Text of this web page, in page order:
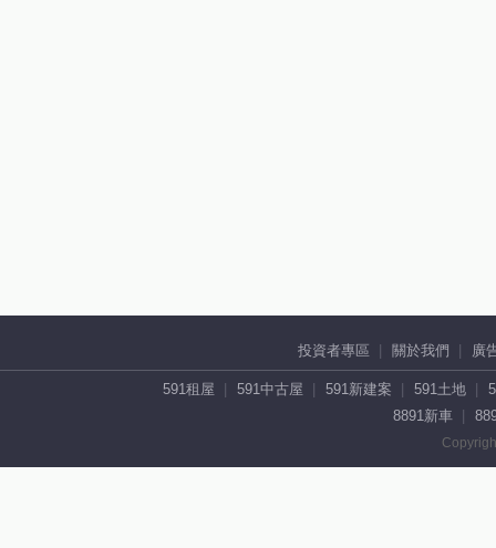
投資者專區 關於我們 廣
591租屋 591中古屋 591新建案 591土地
8891新車